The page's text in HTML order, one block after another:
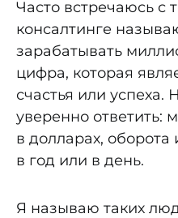
Часто встречаюсь с
консалтинге
зарабатывать
цифра, которая
счастья или успеха.
уверенно ответить:
в долларах,
в год или в день.
Я называю таких